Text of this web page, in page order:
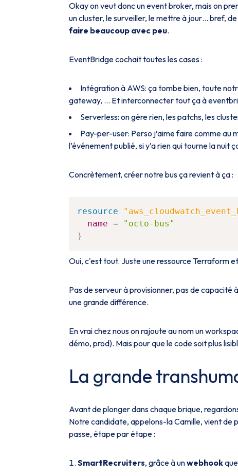
Okay on veut donc un event broker, mais on
un cluster, le surveiller, le mettre à jour… bref,
faire beaucoup avec peu.
EventBridge cochait toutes les cases :
Intégration à AWS: ça tombe bien, toute
gateway, … Et interconnecter tout ça à
Serverless: on gère rien, les patchs, les
Pay-per-user: Perso j’aime faire comme au
l’événement publié, si y’a rien qui tourne la nuit
Concrètement, créer notre bus ça revient à ça :
resource
name =
"octo-bus"
}
Oui, c'est tout. Juste une ressource Terraform
Pas de serveur à provisionner, pas de
une grande différence.
En vrai chez nous on rajoute au nom un
démo, prod). Mais pour que le code soit plus
La grande
Avant de plonger dans chaque brique,
Notre candidate, appelons-la Camille, vient de
passe, étape par étape :
SmartRecruiters, grâce à unwebhook